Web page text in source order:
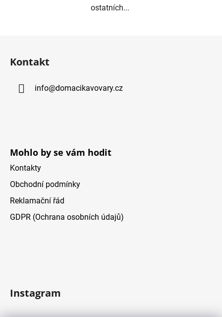
ostatních...
Kontakt
info@domacikavovary.cz
Mohlo by se vám hodit
Kontakty
Obchodní podmínky
Reklamační řád
GDPR (Ochrana osobních údajů)
Instagram